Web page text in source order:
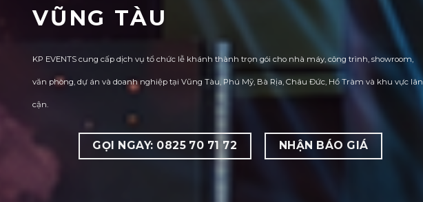
VŨNG TÀU
KP EVENTS cung cấp dịch vụ tổ chức lễ khánh thành trọn gói cho nhà máy, công trình, showroom,
văn phòng, dự án và doanh nghiệp tại Vũng Tàu, Phú Mỹ, Bà Rịa, Châu Đức, Hồ Tràm và khu vực lân
cận.
GỌI NGAY: 0825 70 71 72 NHẬN BÁO GIÁ